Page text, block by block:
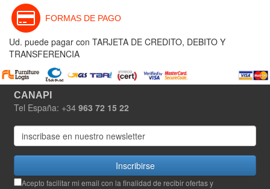
FORMAS DE PAGO
Ud. puede pagar con TARJETA DE CREDITO, DEBITO Y
TRANSFERENCIA
CANAPI
Tel España: +34 963 72 15 22
Inscribirse
Acepto facilitar mi email con la finalidad de recibir ofertas y